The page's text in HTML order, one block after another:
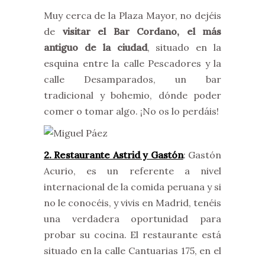
Muy cerca de la Plaza Mayor, no dejéis
de visitar el Bar Cordano, el más
antiguo de la ciudad, situado en la
esquina entre la calle Pescadores y la
calle Desamparados, un bar
tradicional y bohemio, dónde poder
comer o tomar algo. ¡No os lo perdáis!
2. Restaurante Astrid y Gastón: Gastón
Acurio, es un referente a nivel
internacional de la comida peruana y si
no le conocéis, y vivis en Madrid, tenéis
una verdadera oportunidad para
probar su cocina. El restaurante está
situado en la calle Cantuarias 175, en el